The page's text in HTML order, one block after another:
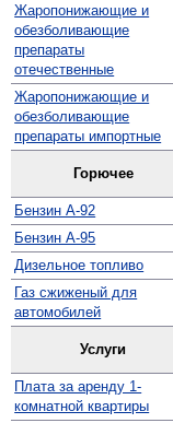
Жаро­понижающие и
обезболивающие
препараты
отечественные
Жаро­понижающие и
обезболивающие
препараты импортные
Горючее
Бензин А-92
Бензин А-95
Дизельное топливо
Газ сжиженый для
автомобилей
Услуги
Плата за аренду 1-
комнатной квартиры